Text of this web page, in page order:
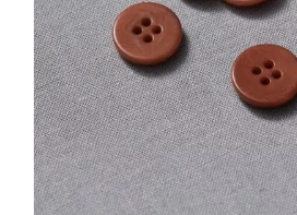
Tips & tricks
Cadeaubon
Solden